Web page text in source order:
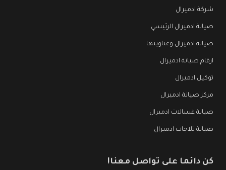
شركة ادميرال
صيانة ادميرال الرئيسي
صيانة ادميرال وعناوينها
ارقام صيانة ادميرال
توكيل ادميرال
مركز صيانة ادميرال
صيانة غسالات ادميرال
صيانة ثلاجات ادميرال
كن دائما على تواصل معنا!